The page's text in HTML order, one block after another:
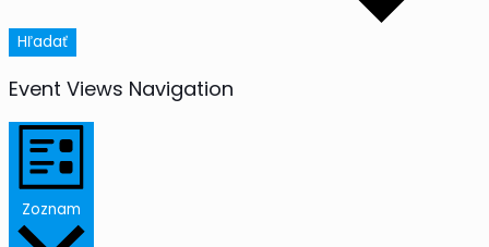
Hľadať
Event Views Navigation
Zoznam